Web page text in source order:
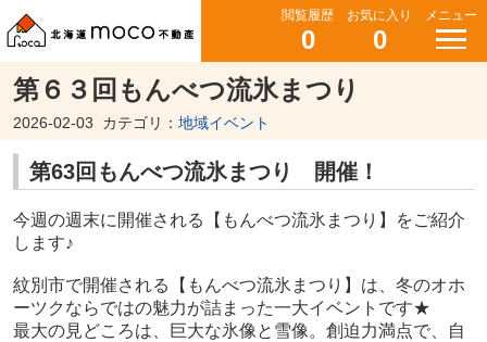
閲覧履歴
0
お気に入り
0
メニュー
第６３回もんべつ流氷まつり
2026-02-03 カテゴリ： 地域イベント
第63回もんべつ流氷まつり 開催！
今週の週末に開催される【もんべつ流氷まつり】をご紹介
します♪
紋別市で開催される【もんべつ流氷まつり】は、冬のオホ
ーツクならではの魅力が詰まった一大イベントです★
最大の見どころは、巨大な氷像と雪像。 創迫力満点で、自